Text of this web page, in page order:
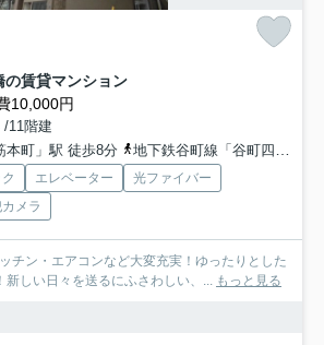
の賃貸マンション
10,000円
/11階建
本町」駅 徒歩8分
地下鉄谷町線「谷町四丁目」駅 徒歩8分
エレベーター
光ファイバー
メラ
チン・エアコンなど大変充実！ゆったりとした
しい日々を送るにふさわしい、...
もっと見る